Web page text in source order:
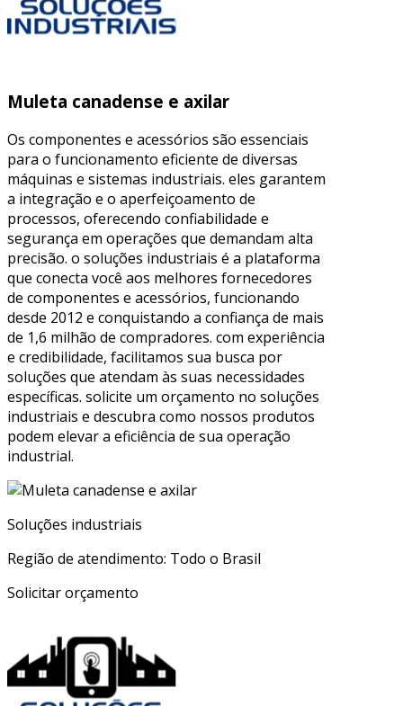
Muleta canadense e axilar
Os componentes e acessórios são essenciais
para o funcionamento eficiente de diversas
máquinas e sistemas industriais. eles garantem
a integração e o aperfeiçoamento de
processos, oferecendo confiabilidade e
segurança em operações que demandam alta
precisão. o soluções industriais é a plataforma
que conecta você aos melhores fornecedores
de componentes e acessórios, funcionando
desde 2012 e conquistando a confiança de mais
de 1,6 milhão de compradores. com experiência
e credibilidade, facilitamos sua busca por
soluções que atendam às suas necessidades
específicas. solicite um orçamento no soluções
industriais e descubra como nossos produtos
podem elevar a eficiência de sua operação
industrial.
Soluções industriais
Região de atendimento: Todo o Brasil
Solicitar orçamento